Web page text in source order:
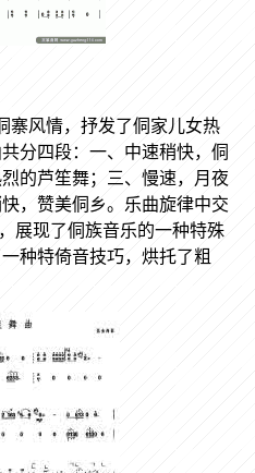
寨风情，抒发了侗家儿女热
分四段：一、中速稍快，侗
的芦笙舞；三、慢速，月夜
，赞美侗乡。乐曲旋律中交
展现了侗族音乐的一种特殊
种特倚音技巧，烘托了粗